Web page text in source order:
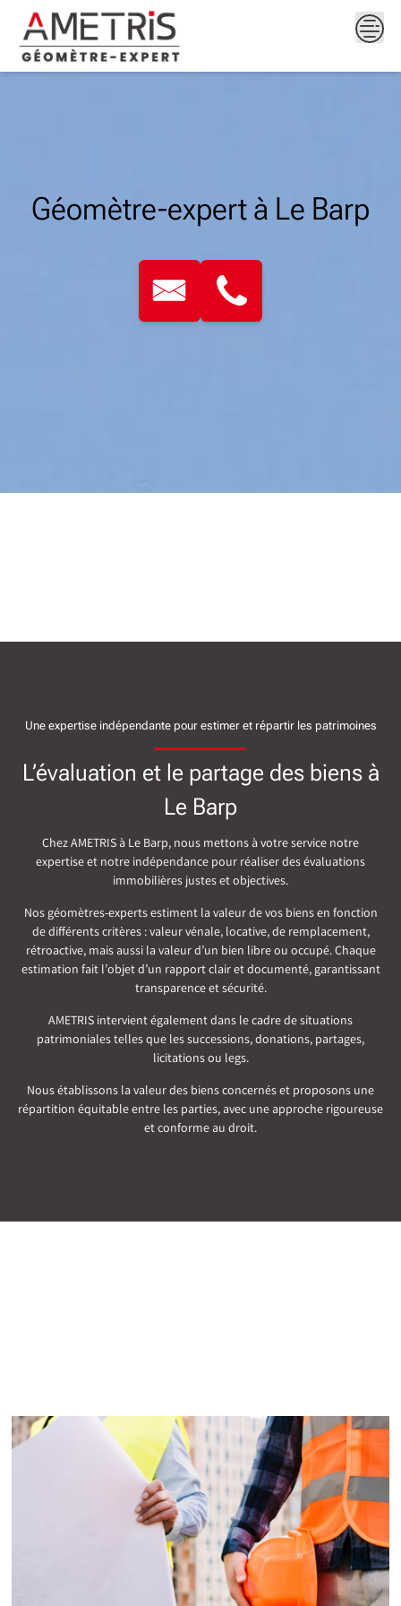
content
Géomètre-expert à Le Barp
Une expertise indépendante pour estimer et répartir les patrimoines
L’évaluation et le partage des biens à
Le Barp
Chez AMETRIS à Le Barp, nous mettons à votre service notre
expertise et notre indépendance pour réaliser des évaluations
immobilières justes et objectives.
Nos géomètres-experts estiment la valeur de vos biens en fonction
de différents critères : valeur vénale, locative, de remplacement,
rétroactive, mais aussi la valeur d’un bien libre ou occupé. Chaque
estimation fait l’objet d’un rapport clair et documenté, garantissant
transparence et sécurité.
AMETRIS intervient également dans le cadre de situations
patrimoniales telles que les successions, donations, partages,
licitations ou legs.
Nous établissons la valeur des biens concernés et proposons une
répartition équitable entre les parties, avec une approche rigoureuse
et conforme au droit.